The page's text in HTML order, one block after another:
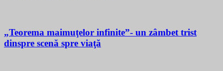
„Teorema maimuţelor infinite”- un zâmbet trist
dinspre scenă spre viaţă